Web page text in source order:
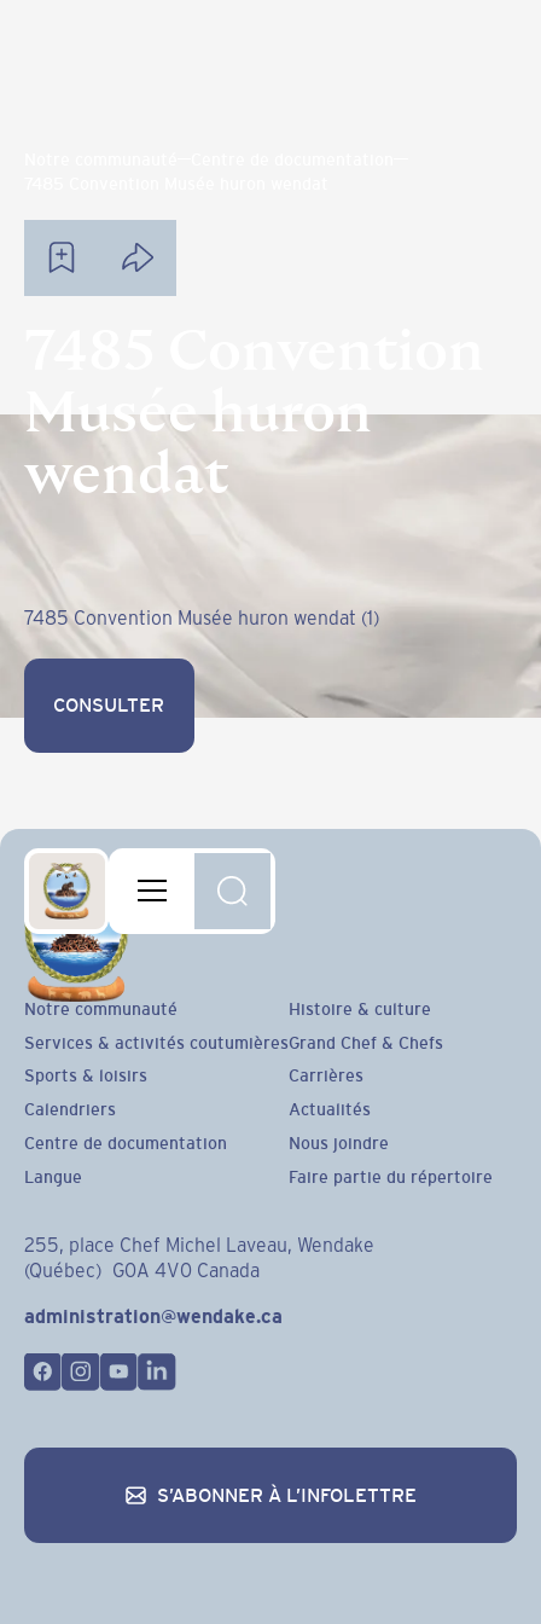
Musée huron
wendat
7485 Convention Musée huron wendat (1)
CONSULTER
CONSULTER
255, place Chef Michel Laveau, Wendake
(Québec) G0A 4V0 Canada
administration@wendake.ca
Notre communauté
Services & activités coutumières
Sports & loisirs
Calendriers
Centre de documentation
Langue
Histoire & culture
Grand Chef & Chefs
Carrières
Actualités
Nous joindre
Faire partie du répertoire
S’ABONNER À L’INFOLETTRE
S’abonner à l’infolettre